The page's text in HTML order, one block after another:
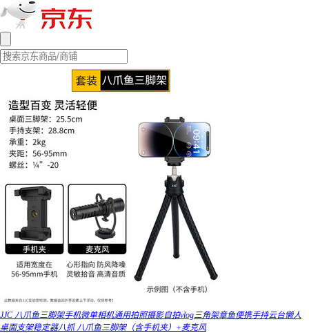
JJC 八爪鱼三脚架手机微单相机通用拍照摄影自拍vlog三角架章鱼便携手持云台懒人
桌面支架稳定器八抓 八爪鱼三脚架（含手机夹）+麦克风